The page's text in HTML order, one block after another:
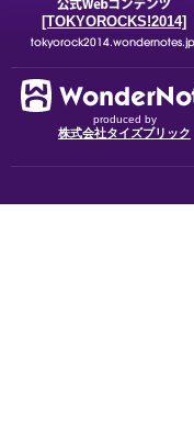
[TOKYOROCKS!2014]
produced by
株式会社タイズブリック